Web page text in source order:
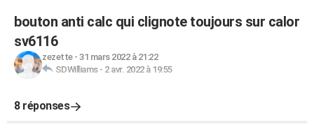
bouton anti calc qui clignote toujours sur calor
sv6116
zezette- 31 mars 2022 à 21:22
SDWilliams- 2 avr. 2022 à 19:55
8 réponses